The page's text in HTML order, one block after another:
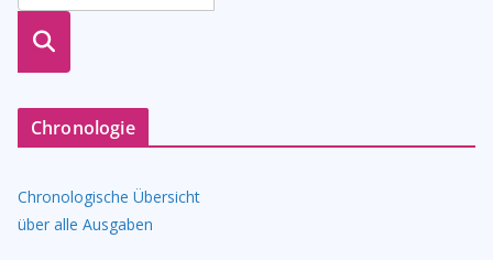
suche
Chronologie
Chronologische Übersicht
über alle Ausgaben